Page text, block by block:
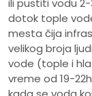
ili pustiti vodu
dotok tople
mesta čija
velikog broja
vode (tople i
vreme od 19-